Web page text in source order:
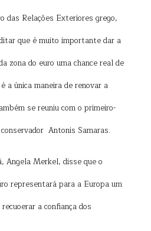
das Relações Exteriores grego,
que é muito importante dar a
zona do euro uma chance real de
a única maneira de renovar a
se reuniu com o primeiro-
Antonis Samaras.
Angela Merkel, disse que o
representará para a Europa um
a confiança dos